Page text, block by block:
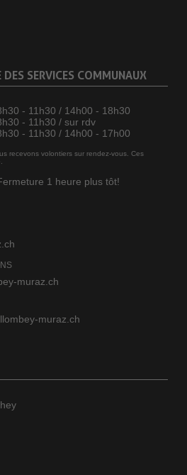
DES SERVICES COMMUNAUX
- 11h30 / 14h00 - 18h30
- 11h30 / sur rdv
- 11h30 / 14h00 - 17h00
recevons volontiers sur rendez-vous. Ces
1 heure plus tôt!
muraz.ch
muraz.ch